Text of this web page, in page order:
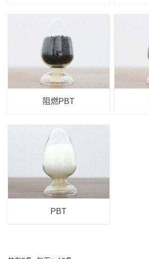
阻燃PBT
PBT